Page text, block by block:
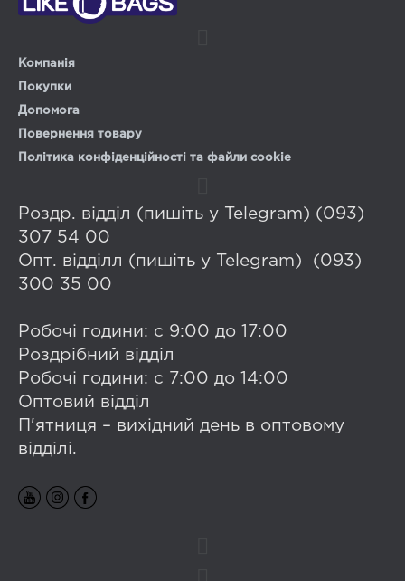
Компанія
Покупки
Допомога
Повернення товару
Політика конфіденційності та файли cookie
Роздр. відділ (пишіть у Telegram) (093)
307 54 00
Опт. відділл (пишіть у Telegram) (093)
300 35 00
Робочі години: с 9:00 до 17:00
Роздрібний відділ
Робочі години: с 7:00 до 14:00
Оптовий відділ
П'ятниця – вихідний день в оптовому
відділі.